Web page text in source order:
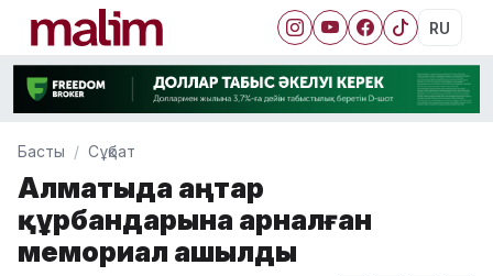
RU
Басты Сұқбат
Алматыда Қаңтар
құрбандарына арналған
мемориал ашылды